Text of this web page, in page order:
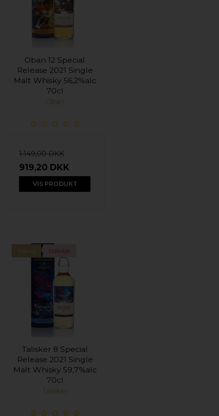
Oban 12 Special
Release 2021 Single
Malt Whisky 56,2%alc
70cl
Oban
1.149,00 DKK
919,20 DKK
VIS PRODUKT
Tilbud Udsolgt
Talisker 8 Special
Release 2021 Single
Malt Whisky 59,7%alc
70cl
Talisker